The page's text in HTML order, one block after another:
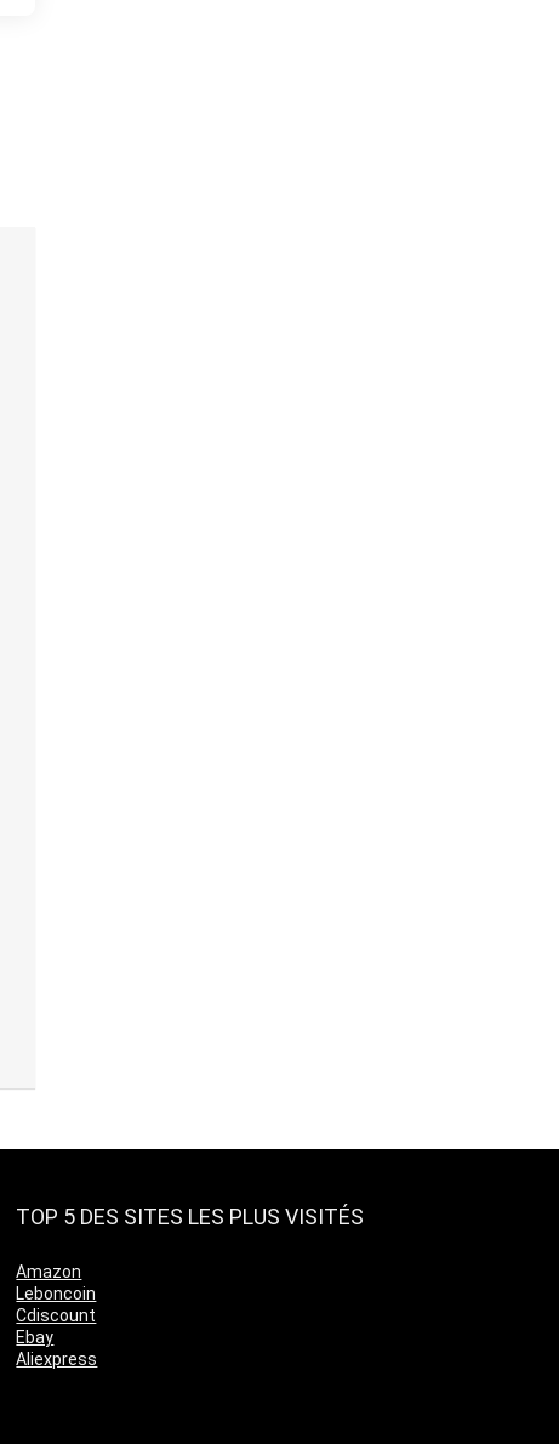
TOP 5 DES SITES LES PLUS VISITÉS
Amazon
Leboncoin
Cdiscount
Ebay
Aliexpress